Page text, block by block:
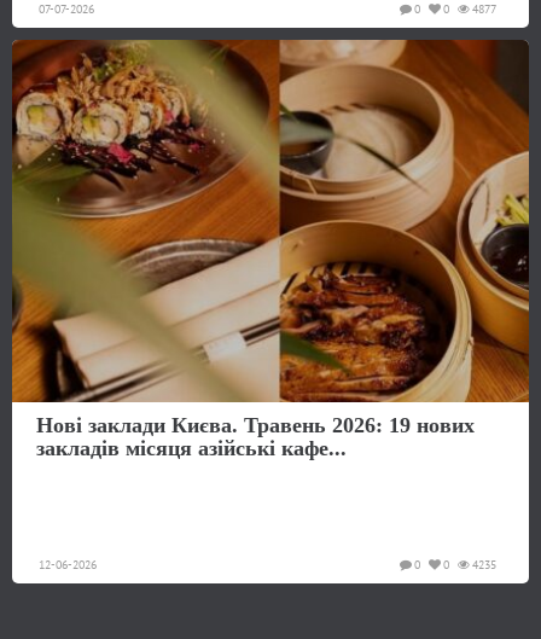
07-07-2026 4877
0
0
Нові заклади Києва. Травень 2026: 19 нових
закладів місяця азійські кафе...
12-06-2026 4235
0
0